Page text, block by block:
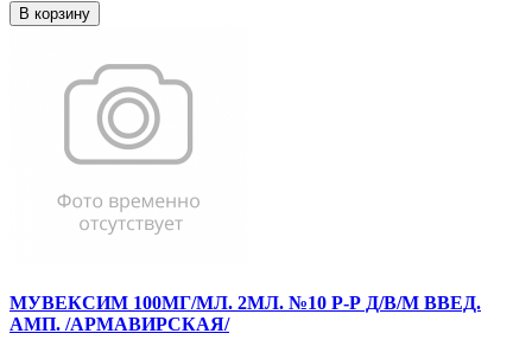
В корзину
МУВЕКСИМ 100МГ/МЛ. 2МЛ. №10 Р-Р Д/В/М ВВЕД.
АМП. /АРМАВИРСКАЯ/